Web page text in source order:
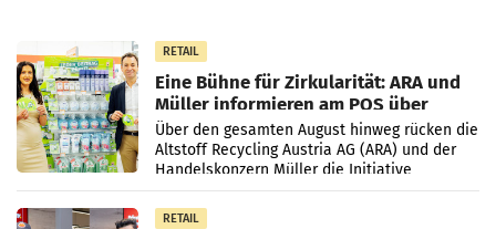
RETAIL
Eine Bühne für Zirkularität: ARA und
Müller informieren am POS über
Kreislauffähigkeit
Über den gesamten August hinweg rücken die
Altstoff Recycling Austria AG (ARA) und der
Handelskonzern Müller die Initiative
„Kreislauf-Helden“ in allen österreichischen
Müller-Filialen
RETAIL